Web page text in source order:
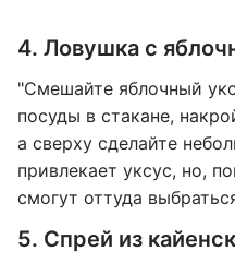
4. Ловушка с
"Смешайте яблочный
посуды в стакане,
а сверху сделайте
привлекает уксус, но,
смогут оттуда
5. Спрей из